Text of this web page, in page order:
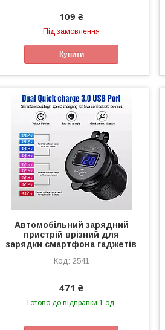
109 ₴
Під замовлення
Купити
Автомобільний зарядний
пристрій врізний для
зарядки смартфона гаджетів
2541
471 ₴
Готово до відправки 1 од.